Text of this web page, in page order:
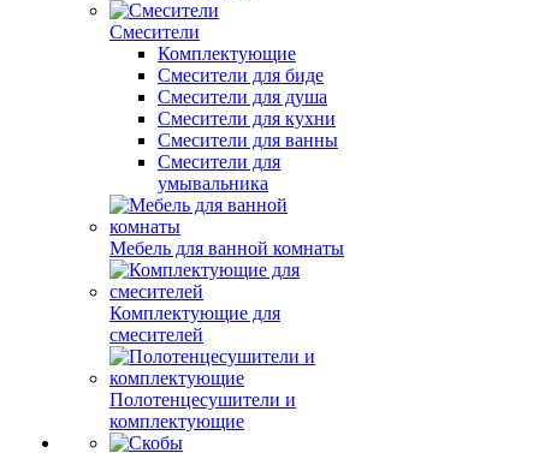
Смесители
Комплектующие
Смесители для биде
Смесители для душа
Смесители для кухни
Смесители для ванны
Смесители для
умывальника
Мебель для ванной комнаты
Комплектующие для
смесителей
Полотенцесушители и
комплектующие